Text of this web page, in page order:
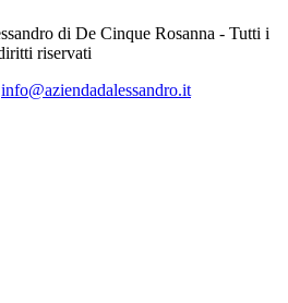
di De Cinque Rosanna - Tutti i
riservati
info@aziendadalessandro.it